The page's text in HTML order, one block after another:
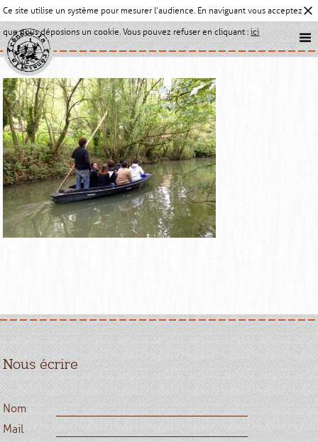
Ce site utilise un système pour mesurer l'audience. En naviguant vous acceptez
que nous déposions un cookie. Vous pouvez refuser en cliquant :ici
Nous écrire
Nom
Mail